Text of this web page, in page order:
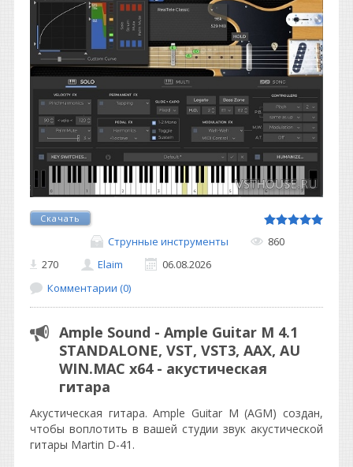
Скачать
Струнные инструменты
860
270
Elaim
06.08.2026
Комментарии (0)
Ample Sound - Ample Guitar M 4.1
STANDALONE, VST, VST3, AAX, AU
WIN.MAC x64 - акустическая
гитара
Акустическая гитара. Ample Guitar M (AGM) создан,
чтобы воплотить в вашей студии звук акустической
гитары Martin D-41.